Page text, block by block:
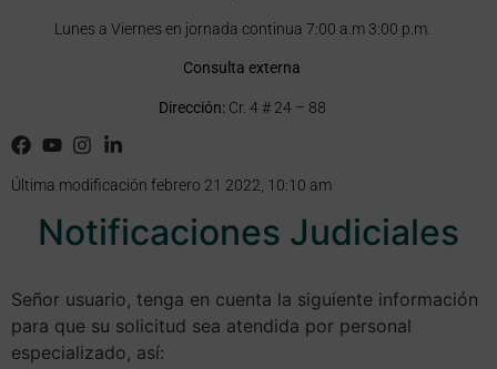
Lunes a Viernes en jornada continua 7:00 a.m 3:00 p.m.
Consulta externa
Dirección:Cr. 4 # 24 – 88
Última modificación febrero 21 2022, 10:10 am
Notificaciones Judiciales
Señor usuario, tenga en cuenta la siguiente información
para que su solicitud sea atendida por personal
especializado, así: